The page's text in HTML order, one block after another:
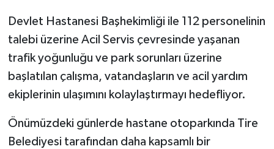
Devlet Hastanesi Başhekimliği ile 112 personelinin
talebi üzerine Acil Servis çevresinde yaşanan
trafik yoğunluğu ve park sorunları üzerine
başlatılan çalışma, vatandaşların ve acil yardım
ekiplerinin ulaşımını kolaylaştırmayı hedefliyor.
Önümüzdeki günlerde hastane otoparkında Tire
Belediyesi tarafından daha kapsamlı bir